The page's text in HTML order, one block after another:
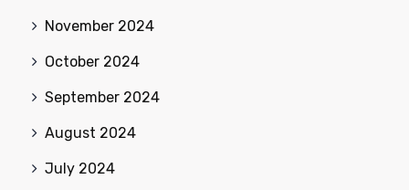
November 2024
October 2024
September 2024
August 2024
July 2024